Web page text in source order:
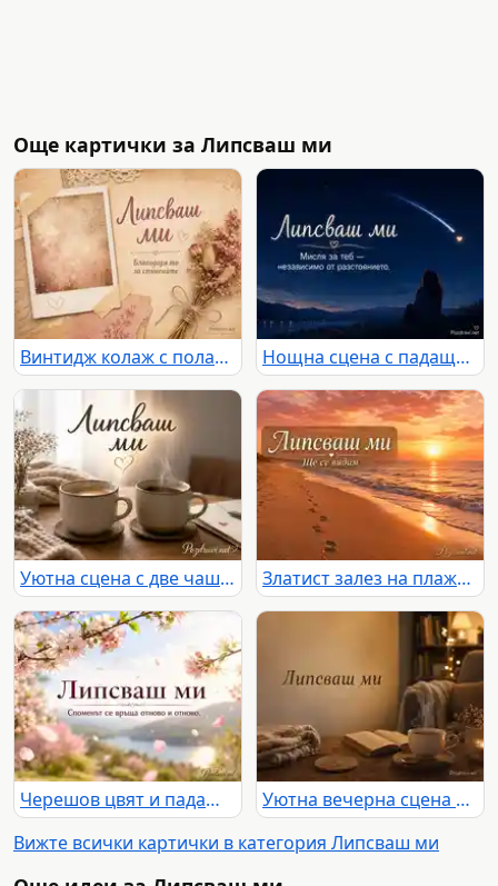
Още картички за Липсваш ми
Винтидж колаж с полароид и сухи цветя с надпис „Липсваш ми“ и „Благодаря ти за спомените“ Нощна сцена с падаща звезда и послание „Липсваш ми“ за мисълта, която преодолява разстоянието
Уютна сцена с две чаши кафе, пара и послание „Липсваш ми“ в топла домашна светлина Златист залез на плажа със следи в пясъка и надпис „Липсваш ми“ и „Ще се видим“
Черешов цвят и падащи листенца над езеро и планини с надпис „Липсваш ми“ и „Споменът се връща отново и отново.“
Уютна вечерна сцена с чай, книга и послание „Липсваш ми“ в топла домашна атмосфера
Вижте всички картички в категория Липсваш ми